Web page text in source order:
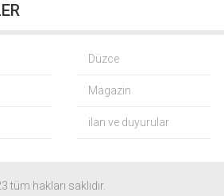
5
Düzce
Magazin
ilan ve duyurular
tüm hakları saklıdır.